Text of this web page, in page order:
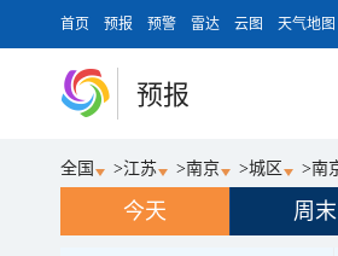
首页 预报 预警 雷达 云图 天气地图
预报
全国 >江苏 >南京 >城区 >南
今天 周末